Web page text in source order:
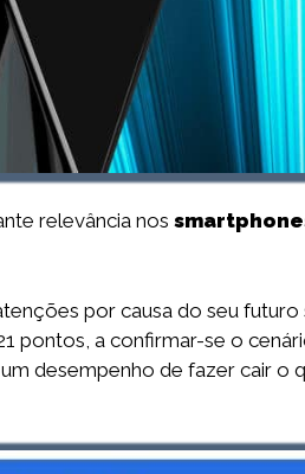
relevância nos
por causa do seu
pontos, a confirmar-se o
desempenho de fazer cair o